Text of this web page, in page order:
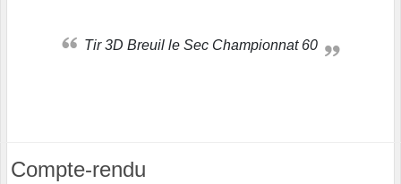
Tir 3D Breuil le Sec Championnat 60
Compte-rendu